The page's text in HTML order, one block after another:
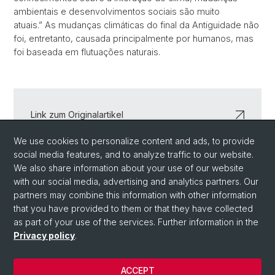
ambientais e desenvolvimentos sociais são muito
atuais.” As mudanças climáticas do final da Antiguidade não
foi, entretanto, causada principalmente por humanos, mas
foi baseada em flutuações naturais.
Link zum Originalartikel
Studies in Late Antiquity
Back
We use cookies to personalize content and ads, to provide
social media features, and to analyze traffic to our website.
We also share information about your use of our website
with our social media, advertising and analytics partners. Our
partners may combine this information with other information
that you have provided to them or that they have collected
as part of your use of the services. Further information in the
Privacy policy.
ACCEPT